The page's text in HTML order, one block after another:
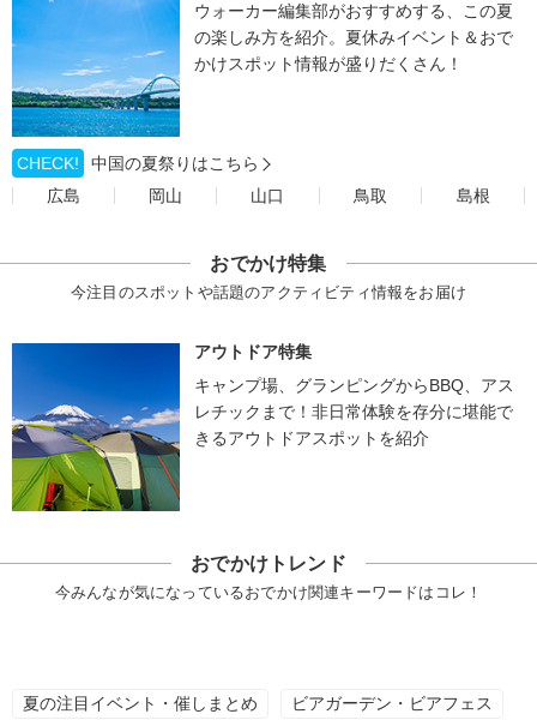
ウォーカー編集部がおすすめする、この夏
の楽しみ方を紹介。夏休みイベント＆おで
かけスポット情報が盛りだくさん！
CHECK!
中国の夏祭りはこちら
広島
岡山 山口 鳥取 島根
おでかけ特集
今注目のスポットや話題のアクティビティ情報をお届け
アウトドア特集
キャンプ場、グランピングからBBQ、アス
レチックまで！非日常体験を存分に堪能で
きるアウトドアスポットを紹介
おでかけトレンド
今みんなが気になっているおでかけ関連キーワードはコレ！
夏の注目イベント・催しまとめ ビアガーデン・ビアフェス